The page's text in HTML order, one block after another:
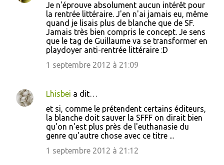
Je n'éprouve absolument aucun intérêt pour
la rentrée littéraire. J'en n'ai jamais eu, même
quand je lisais plus de blanche que de SF.
Jamais très bien compris le concept. Je sens
que le tag de Guillaume va se transformer en
playdoyer anti-rentrée littéraire :D
1 septembre 2012 à 21:09
Lhisbei a dit…
et si, comme le prétendent certains éditeurs,
la blanche doit sauver la SFFF on dirait bien
qu'on n'est plus près de l'euthanasie du
genre qu'autre chose avec ce titre ...
1 septembre 2012 à 21:12